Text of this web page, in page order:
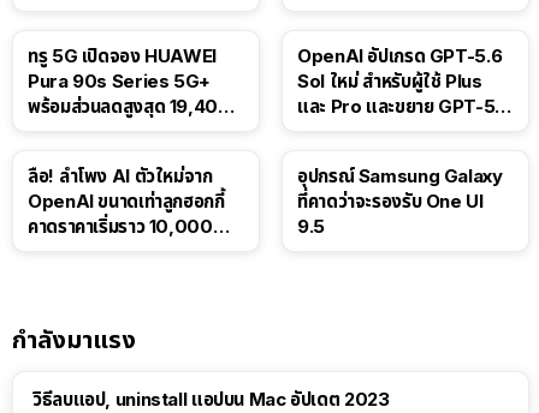
ทรู 5G เปิดจอง HUAWEI
Pura 90s Series 5G+
พร้อมส่วนลดสูงสุด 19,400
OpenAI อัปเกรด GPT-5.6
Sol ใหม่ สำหรับผู้ใช้ Plus
และ Pro และขยาย GPT-5.6
ลือ! ลำโพง AI ตัวใหม่จาก
OpenAI ขนาดเท่าลูกฮอกกี้
คาดราคาเริ่มราว 10,000
อุปกรณ์ Samsung Galaxy
ที่คาดว่าจะรองรับ One UI
9.5
กำลังมาแรง
วิธีลบแอป, uninstall แอปบน Mac อัปเดต 2023